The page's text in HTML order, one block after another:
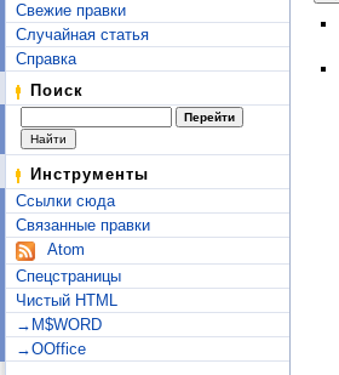
Свежие правки
Случайная статья
Справка
Поиск
Инструменты
Ссылки сюда
Связанные правки
Atom
Спецстраницы
Чистый HTML
→M$WORD
→OOffice